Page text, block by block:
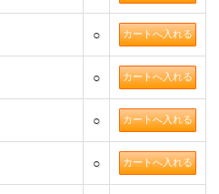
○
○
○
○